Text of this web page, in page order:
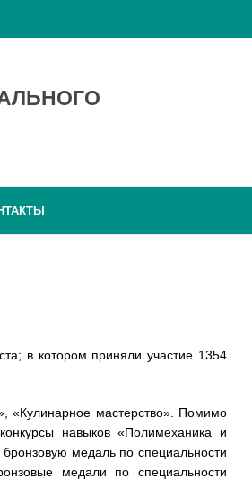
в котором приняли участие 1354
«Кулинарное мастерство». Помимо
навыков «Полимеханика и
медаль по специальности
медали по специальности